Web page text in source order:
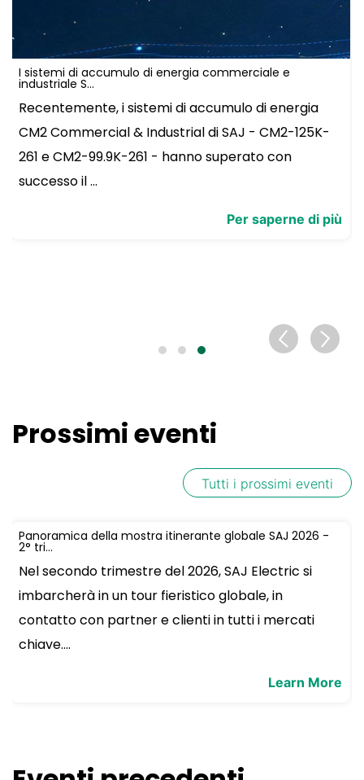
I sistemi di accumulo di energia commerciale e
industriale S...
Recentemente, i sistemi di accumulo di energia
CM2 Commercial & Industrial di SAJ - CM2-125K-
261 e CM2-99.9K-261 - hanno superato con
successo il ...
Per saperne di più
Prossimi eventi
Tutti i prossimi eventi
Panoramica della mostra itinerante globale SAJ 2026 -
2° tri...
Nel secondo trimestre del 2026, SAJ Electric si
imbarcherà in un tour fieristico globale, in
contatto con partner e clienti in tutti i mercati
chiave....
Learn More